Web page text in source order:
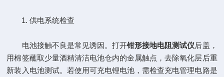
1. 供电系统检查
电池接触不良是常见诱因。打开钳形接地电阻测试仪后盖，
用棉签蘸取少量酒精清洁电池仓内的金属触点，去除氧化层后重
新装入电池测试。若使用可充电锂电池，需检查充电管理电路是